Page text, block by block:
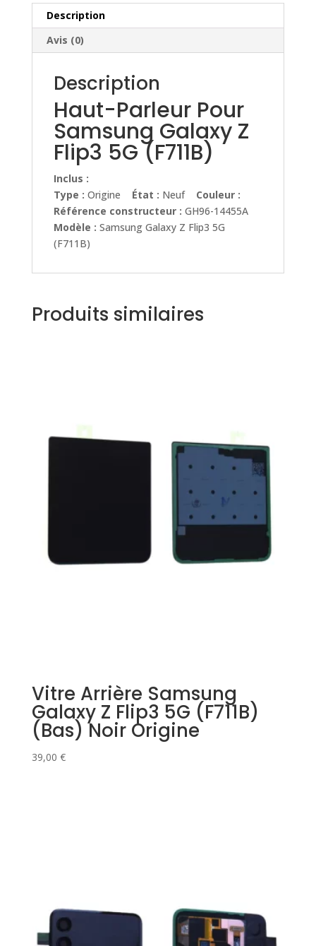
(F711B)
Description
Avis (0)
Description
Haut-Parleur Pour
Samsung Galaxy Z
Flip3 5G (F711B)
Inclus :
Type : Origine État : Neuf Couleur :
Référence constructeur : GH96-14455A
Modèle : Samsung Galaxy Z Flip3 5G
(F711B)
Produits similaires
Vitre Arrière Samsung
Galaxy Z Flip3 5G (F711B)
(Bas) Noir Origine
39,00 €